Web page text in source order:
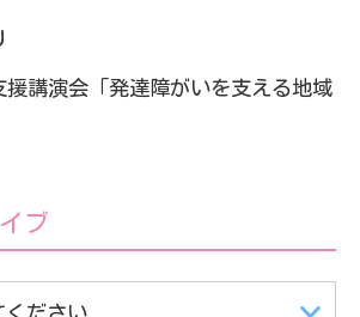
援講演会「発達障がいを支える地域
ブ